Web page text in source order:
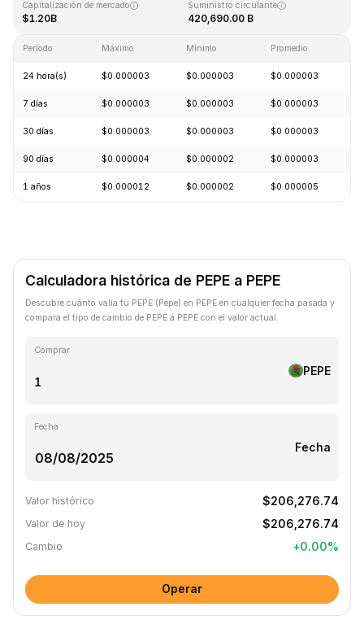
Capitalización de mercado
$1.20B
Suministro circulante
420,690.00 B
Período Máximo Mínimo Promedio
24 hora(s) $0.000003 $0.000003 $0.000003
7 días $0.000003 $0.000003 $0.000003
30 días $0.000003 $0.000003 $0.000003
90 días $0.000004 $0.000002 $0.000003
1 años $0.000012 $0.000002 $0.000005
Calculadora histórica de PEPE a PEPE
Descubre cuánto valía tu PEPE (Pepe) en PEPE en cualquier fecha pasada y
compara el tipo de cambio de PEPE a PEPE con el valor actual.
Comprar
PEPE
Fecha
Fecha
Valor histórico $206,276.74
Valor de hoy $206,276.74
Cambio +0.00%
Operar